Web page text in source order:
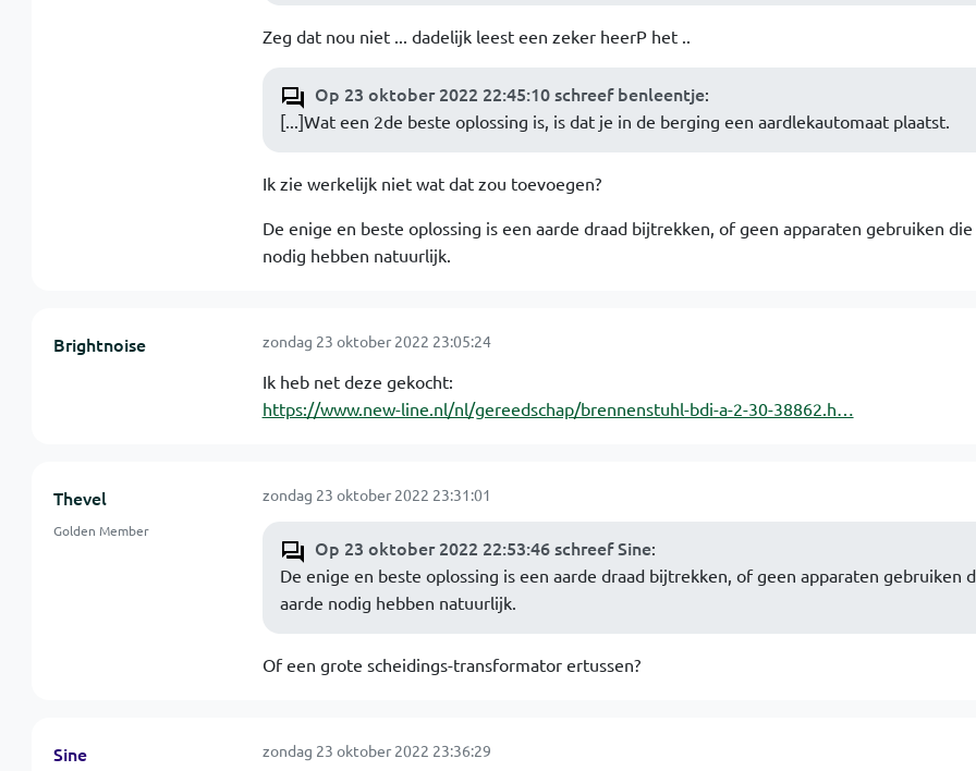
Zeg dat nou niet ... dadelijk leest een zeker heerP het ..
Op 23 oktober 2022 22:45:10 schreef benleentje:
[...]Wat een 2de beste oplossing is, is dat je in de berging een aardlekautomaat plaatst.
Ik zie werkelijk niet wat dat zou toevoegen?
De enige en beste oplossing is een aarde draad bijtrekken, of geen apparaten gebruiken die
nodig hebben natuurlijk.
Brightnoise zondag 23 oktober 2022 23:05:24
Ik heb net deze gekocht:
https://www.new-line.nl/nl/gereedschap/brennenstuhl-bdi-a-2-30-38862.h…
Thevel
Golden Member
zondag 23 oktober 2022 23:31:01
Op 23 oktober 2022 22:53:46 schreef Sine:
De enige en beste oplossing is een aarde draad bijtrekken, of geen apparaten gebruiken
aarde nodig hebben natuurlijk.
Of een grote scheidings-transformator ertussen?
Sine zondag 23 oktober 2022 23:36:29